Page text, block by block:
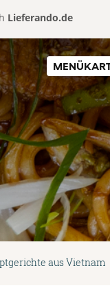
Lieferando.de
aus Vietnam